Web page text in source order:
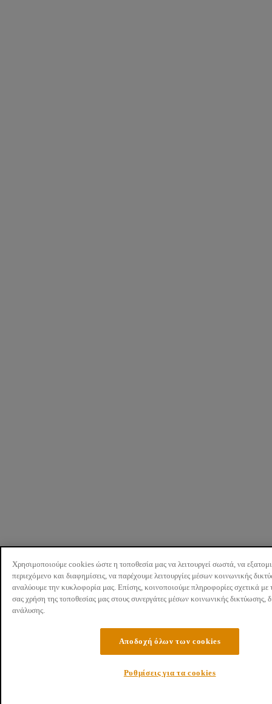
Χρησιμοποιούμε cookies ώστε η τοποθεσία μας να λειτουργεί σωστά, να
περιεχόμενο και διαφημίσεις, να παρέχουμε λειτουργίες μέσων κοινωνικής
αναλύουμε την κυκλοφορία μας. Επίσης, κοινοποιούμε πληροφορίες σχετικά με
σας χρήση της τοποθεσίας μας στους συνεργάτες μέσων κοινωνικής δικτύωσης,
ανάλυσης.
Αποδοχή όλων των cookies
Ρυθμίσεις για τα cookies